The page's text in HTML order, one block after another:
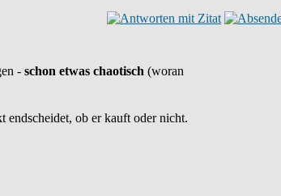
- schon etwas chaotisch (woran
endscheidet, ob er kauft oder nicht.